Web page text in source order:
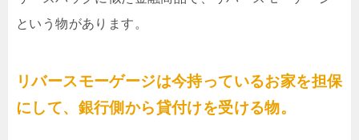
という物があります。
リバースモーゲージは今持っているお家を担保
にして、銀行側から貸付けを受ける物。